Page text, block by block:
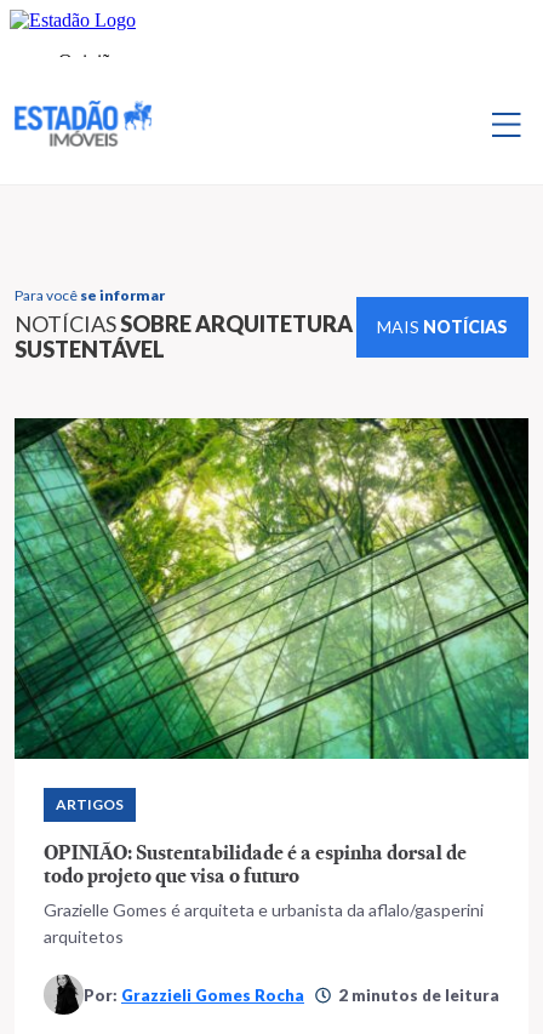
Para você se informar
NOTÍCIASSOBRE ARQUITETURA
SUSTENTÁVEL
MAIS NOTÍCIAS
ARTIGOS
OPINIÃO: Sustentabilidade é a espinha dorsal de
todo projeto que visa o futuro
Grazielle Gomes é arquiteta e urbanista da aflalo/gasperini
arquitetos
Por: Grazzieli Gomes Rocha 2 minutos de leitura